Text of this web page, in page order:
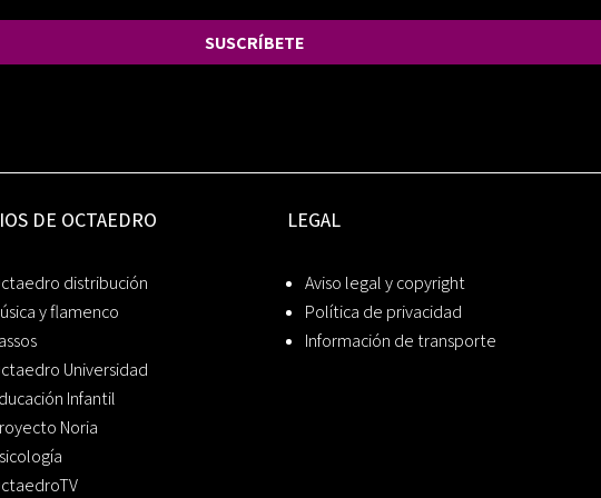
SUSCRÍBETE
DE OCTAEDRO
distribución
y flamenco
Universidad
Infantil
Noria
LEGAL
Aviso legal y copyright
Política de privacidad
Información de transporte